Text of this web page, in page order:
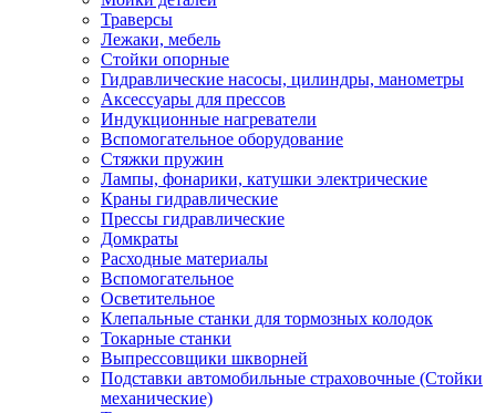
Траверсы
Лежаки, мебель
Стойки опорные
Гидравлические насосы, цилиндры, манометры
Аксессуары для прессов
Индукционные нагреватели
Вспомогательное оборудование
Стяжки пружин
Лампы, фонарики, катушки электрические
Краны гидравлические
Прессы гидравлические
Домкраты
Расходные материалы
Вспомогательное
Осветительное
Клепальные станки для тормозных колодок
Токарные станки
Выпрессовщики шкворней
Подставки автомобильные страховочные (Стойки
механические)